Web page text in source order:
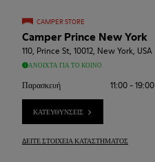
CAMPER STORE
Camper Prince New York
110, Prince St, 10012, New York, USA
ΑΝΟΙΧΤΆ ΓΙΑ ΤΟ ΚΟΙΝΌ
Παρασκευή 11:00 - 19:00
ΚΑΤΕΥΘΎΝΣΕΙΣ
ΔΕΊΤΕ ΣΤΟΙΧΕΊΑ ΚΑΤΑΣΤΉΜΑΤΟΣ